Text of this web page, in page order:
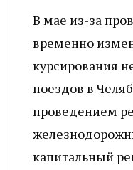
В мае из-за
временно
курсирования
поездов в
проведением
капитальный